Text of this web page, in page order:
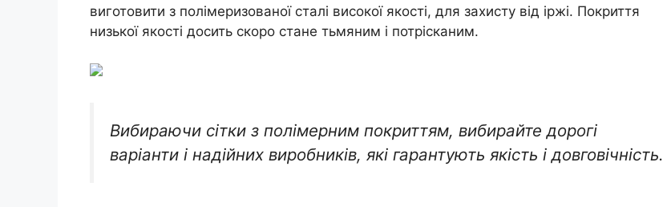
виготовити з полімеризованої сталі високої якості, для захисту від іржі. Покриття
низької якості досить скоро стане тьмяним і потрісканим.
Вибираючи сітки з полімерним покриттям, вибирайте дорогі
варіанти і надійних виробників, які гарантують якість і довговічність.